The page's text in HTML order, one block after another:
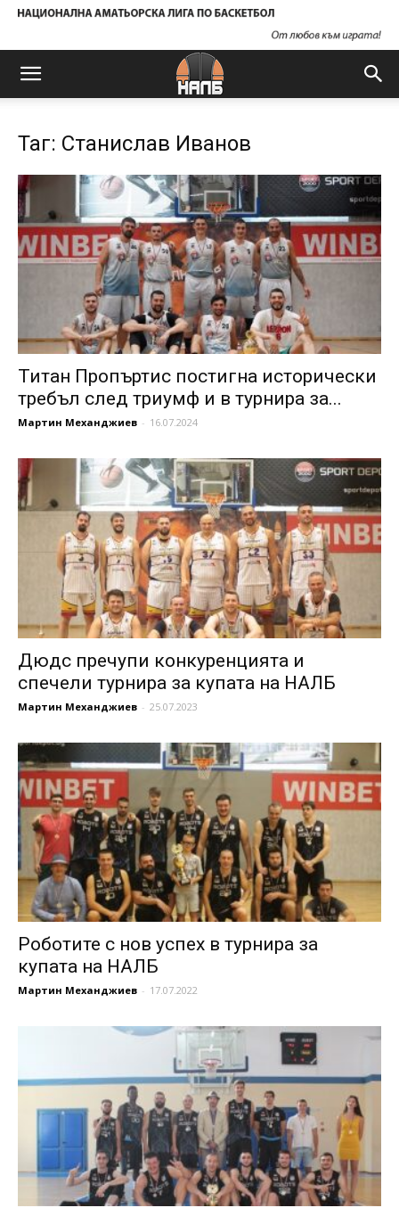
Таг: Станислав Иванов
Титан Пропъртис постигна исторически
требъл след триумф и в турнира за...
Мартин Механджиев - 16.07.2024
Дюдс пречупи конкуренцията и
спечели турнира за купата на НАЛБ
Мартин Механджиев - 25.07.2023
Роботите с нов успех в турнира за
купата на НАЛБ
Мартин Механджиев - 17.07.2022